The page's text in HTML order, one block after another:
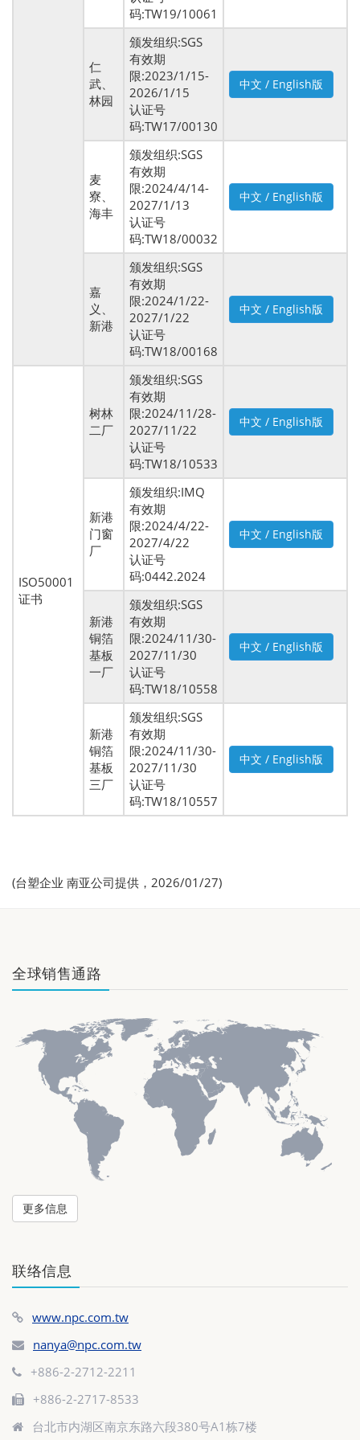
码:TW19/10061
仁
武、
林园
颁发组织:SGS
有效期
限:2023/1/15-
2026/1/15
认证号
码:TW17/00130
中文 / English版
麦
寮、
海丰
颁发组织:SGS
有效期
限:2024/4/14-
2027/1/13
认证号
码:TW18/00032
中文 / English版
嘉
义、
新港
颁发组织:SGS
有效期
限:2024/1/22-
2027/1/22
认证号
码:TW18/00168
中文 / English版
ISO50001
证书
树林
二厂
颁发组织:SGS
有效期
限:2024/11/28-
2027/11/22
认证号
码:TW18/10533
中文 / English版
新港
门窗
厂
颁发组织:IMQ
有效期
限:2024/4/22-
2027/4/22
认证号
码:0442.2024
中文 / English版
新港
铜箔
基板
一厂
颁发组织:SGS
有效期
限:2024/11/30-
2027/11/30
认证号
码:TW18/10558
中文 / English版
新港
铜箔
基板
三厂
颁发组织:SGS
有效期
限:2024/11/30-
2027/11/30
认证号
码:TW18/10557
中文 / English版
(台塑企业 南亚公司提供，2026/01/27)
全球销售通路
更多信息
联络信息
www.npc.com.tw
nanya@npc.com.tw
+886-2-2712-2211
+886-2-2717-8533
台北市内湖区南京东路六段380号A1栋7楼